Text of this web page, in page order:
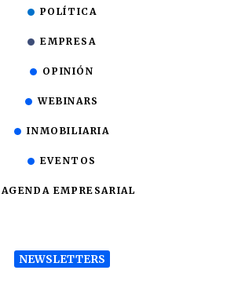
POLÍTICA
EMPRESA
OPINIÓN
WEBINARS
INMOBILIARIA
EVENTOS
AGENDA EMPRESARIAL
NEWSLETTERS